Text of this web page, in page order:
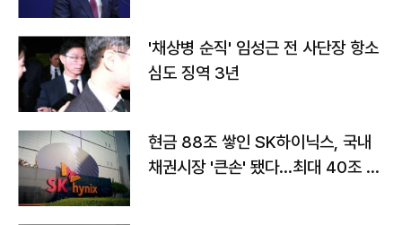
'채상병 순직' 임성근 전 사단장 항소
심도 징역 3년
현금 88조 쌓인 SK하이닉스, 국내
채권시장 '큰손' 됐다…최대 40조 투